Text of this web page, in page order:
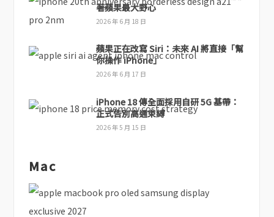
著蘋果最大野心
2026 年 6 月 18 日
蘋果正在改寫 Siri：未來 AI 將直接「幫
你操作 iPhone」
2026 年 6 月 17 日
iPhone 18 傳全面採用自研 5G 基帶：
正式告別高通束縛
2026 年 5 月 15 日
Mac